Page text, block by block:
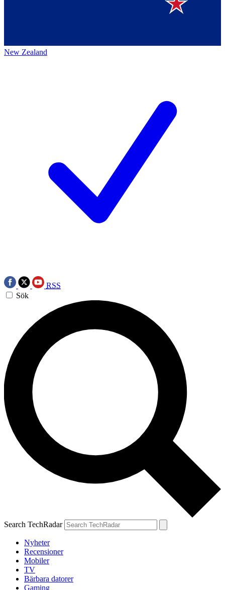
New Zealand
RSS
Sök
Search TechRadar
Nyheter
Recensioner
Mobiler
TV
Bärbara datorer
Gaming